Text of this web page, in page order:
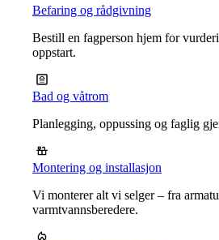
Befaring og rådgivning
Bestill en fagperson hjem for
oppstart.
Bad og våtrom
Planlegging, oppussing og faglig
Montering og installasjon
Vi monterer alt vi selger – fra
varmtvannsberedere.